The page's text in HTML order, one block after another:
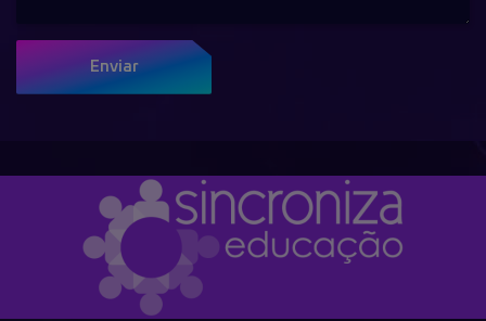
Enviar